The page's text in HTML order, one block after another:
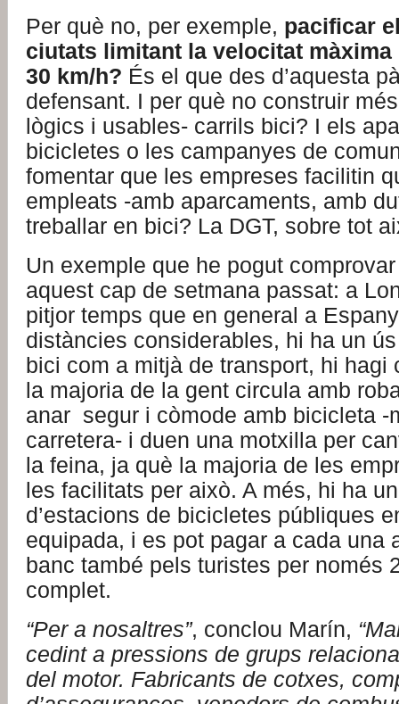
Per què no, per exemple, pacificar
ciutats limitant la velocitat
30 km/h? És el que des d’aquesta
defensant. I per què no construir
lògics i usables- carrils bici? I els
bicicletes o les campanyes de
fomentar que les empreses facilitin
empleats -amb aparcaments, amb
treballar en bici? La DGT, sobre tot
Un exemple que he pogut
aquest cap de setmana passat: a
pitjor temps que en general a
distàncies considerables, hi ha un
bici com a mitjà de transport, hi hagi
la majoria de la gent circula amb
anar segur i còmode amb bicicleta -
carretera- i duen una motxilla per
la feina, ja què la majoria de les
les facilitats per això. A més, hi ha
d’estacions de bicicletes públiques
equipada, i es pot pagar a cada una
banc també pels turistes per només
complet.
“Per a nosaltres”, conclou Marín,
cedint a pressions de grups
del motor. Fabricants de cotxes,